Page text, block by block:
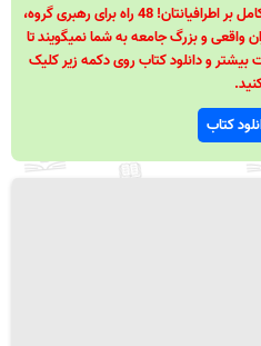
48 قانون قدرت! 48 فرمول برای تسلط کامل بر اطرافیانتان! 48 راه برای رهبری گروه،
قانون که رهبران واقعی و بزرگ جامعه به شما نمیگویند تا
بیشتر و دانلود کتاب روی دکمه زیر کلیک
کتاب